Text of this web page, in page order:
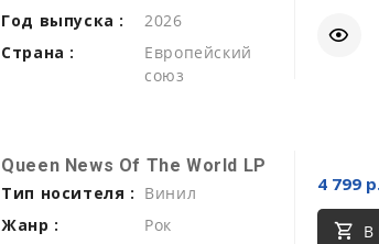
Год выпуска :
2026
Страна :
Европейский
союз
Queen News Of The World LP
Тип носителя : Винил
Жанр :
Рок
4 799
В